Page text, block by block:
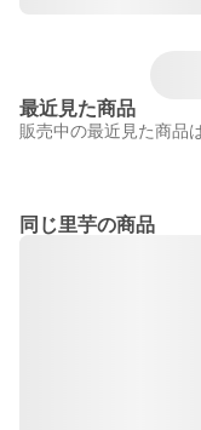
最近見た商品
販売中の最近見た商品
同じ里芋の商品